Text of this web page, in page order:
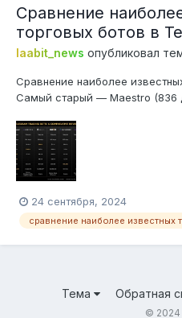
Сравнение
торговых ботов в
laabit_news опубликовал
Сравнение наиболее
Самый старый — Maestro (836
Наибольший недельный
млн) Наибольший объем за
Наибольший объем собран...
24 сентября, 2024
Тема Обратная
© 2024